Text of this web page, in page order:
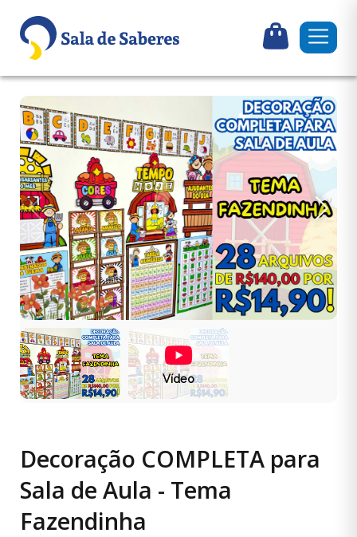
Vídeo
Decoração COMPLETA para
Sala de Aula - Tema
Fazendinha